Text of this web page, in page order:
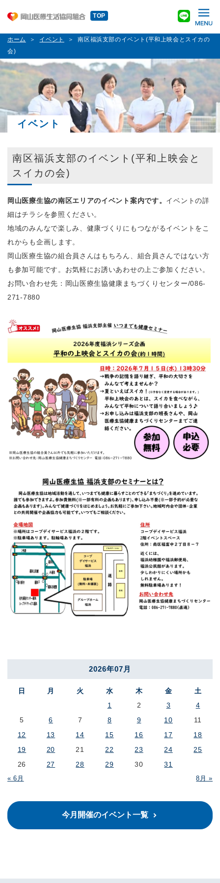
TOP
ホーム イベント
南区福浜支部のイベント(平和上映会とスイカの
会)
イベント
南区福浜支部のイベント(平和上映会と
スイカの会)
岡山医療生協の南区エリアのイベント案内です。 イベントの詳
細はチラシを参照ください。
地域のみんなで楽しみ、健康づくりにもつながるイベントをこ
れからも企画します。
岡山医療生協の組合員さんはもちろん、組合員さんではない方
も参加可能です。お気軽にお誘いあわせの上ご参加ください。
お問い合わせ先：岡山医療生協健康まちづくりセンター/086-
271-7880
2026年07月
日 月 火 水 木 金 土
« 6月 8月 »
1 2 3
4
5
6 7 8 9 10
11
12
13 14 15 16 17
18
19
20 21 22 23 24
25
26
27 28 29 30 31
今月開催のイベント一覧